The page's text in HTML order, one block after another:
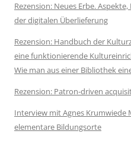
Rezension: Neues Erbe.
der digitalen Überlieferung
Rezension: Handbuch der
eine funktionierende
Wie man aus einer Bibliothek
Rezension: Patron-driven
Interview mit Agnes Krumwiede
elementare Bildungsorte